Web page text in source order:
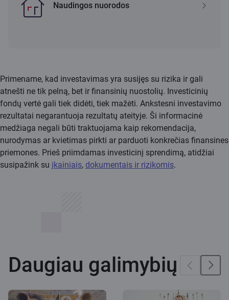
Naudingos nuorodos
Primename, kad investavimas yra susijęs su rizika ir gali
atnešti ne tik pelną, bet ir finansinių nuostolių. Investicinių
fondų vertė gali tiek didėti, tiek mažėti. Ankstesni investavimo
rezultatai negarantuoja rezultatų ateityje. Ši informacinė
medžiaga negali būti traktuojama kaip rekomendacija,
nurodymas ar kvietimas pirkti ar parduoti konkrečias finansines
priemones. Prieš priimdamas investicinį sprendimą, atidžiai
susipažink su įkainiais, dokumentais ir rizikomis.
Daugiau galimybių